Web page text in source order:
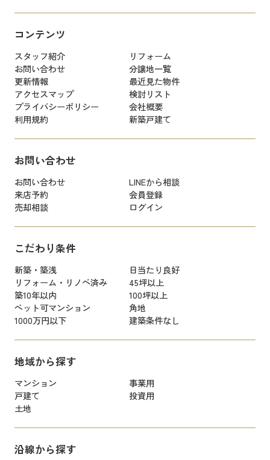
コンテンツ
スタッフ紹介
リフォーム
お問い合わせ
分譲地一覧
更新情報
最近見た物件
アクセスマップ
検討リスト
プライバシーポリシー
会社概要
利用規約
新築戸建て
お問い合わせ
お問い合わせ
LINEから相談
来店予約
会員登録
売却相談
ログイン
こだわり条件
新築・築浅
日当たり良好
リフォーム・リノベ済み
45坪以上
築10年以内
100坪以上
ペット可マンション
角地
1000万円以下
建築条件なし
地域から探す
マンション
事業用
戸建て
投資用
土地
沿線から探す